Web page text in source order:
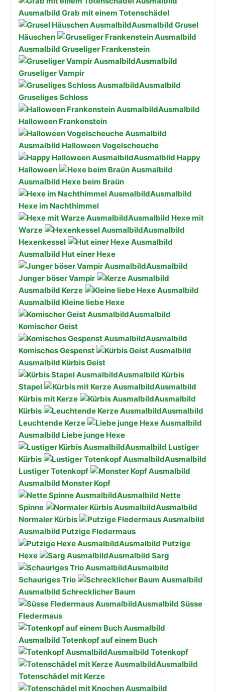
Ausmalbild Grab mit einem Totenschädel
Ausmalbild Grusel
Häuschen
Ausmalbild Gruseliger Frankenstein
Ausmalbild
Gruseliger Vampir
Ausmalbild
Gruseliges Schloss
Ausmalbild
Halloween Frankenstein
Ausmalbild Halloween Vogelscheuche
Ausmalbild Happy
Halloween
Ausmalbild Hexe beim Braün
Ausmalbild
Hexe im Nachthimmel
Ausmalbild Hexe mit
Warze
Ausmalbild
Hexenkessel
Ausmalbild Hut einer Hexe
Ausmalbild
Junger böser Vampir
Ausmalbild Kerze
Ausmalbild Kleine liebe Hexe
Ausmalbild
Komischer Geist
Ausmalbild
Komisches Gespenst
Ausmalbild Kürbis Geist
Ausmalbild Kürbis
Stapel
Ausmalbild
Kürbis mit Kerze
Ausmalbild
Kürbis
Ausmalbild
Leuchtende Kerze
Ausmalbild Liebe junge Hexe
Ausmalbild Lustiger
Kürbis
Ausmalbild
Lustiger Totenkopf
Ausmalbild Monster Kopf
Ausmalbild Nette
Spinne
Ausmalbild
Normaler Kürbis
Ausmalbild Putzige Fledermaus
Ausmalbild Putzige
Hexe
Ausmalbild Sarg
Ausmalbild
Schauriges Trio
Ausmalbild Schrecklicher Baum
Ausmalbild Süsse
Fledermaus
Ausmalbild Totenkopf auf einem Buch
Ausmalbild Totenkopf
Ausmalbild
Totenschädel mit Kerze